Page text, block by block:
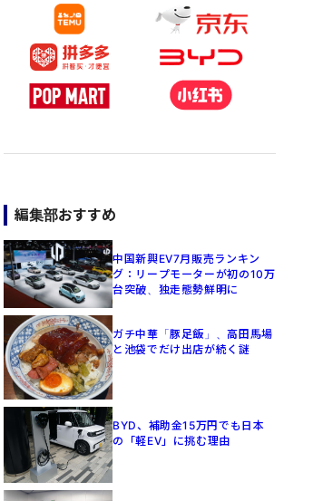
編集部おすすめ
中国新興EV7月販売ランキン
グ：リープモーターが初の10万
台突破、独走態勢鮮明に
ガチ中華「豚足飯」、高田馬場
と池袋でだけ出店が続く謎
BYD、補助金15万円でも日本
の「軽EV」に挑む理由